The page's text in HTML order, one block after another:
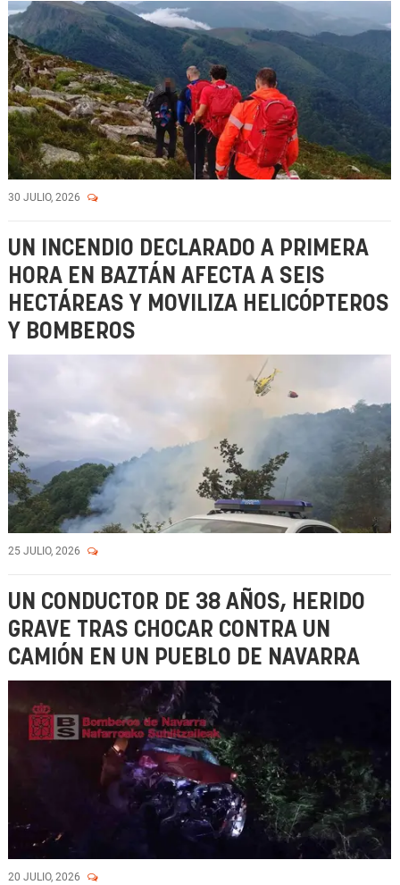
30 JULIO, 2026
UN INCENDIO DECLARADO A PRIMERA
HORA EN BAZTÁN AFECTA A SEIS
HECTÁREAS Y MOVILIZA HELICÓPTEROS
Y BOMBEROS
25 JULIO, 2026
UN CONDUCTOR DE 38 AÑOS, HERIDO
GRAVE TRAS CHOCAR CONTRA UN
CAMIÓN EN UN PUEBLO DE NAVARRA
20 JULIO, 2026